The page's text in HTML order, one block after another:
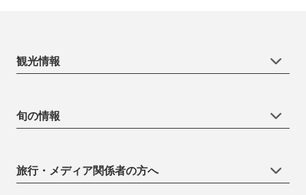
観光情報
旬の情報
旅行・メディア関係者の方へ